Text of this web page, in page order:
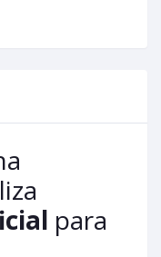
para